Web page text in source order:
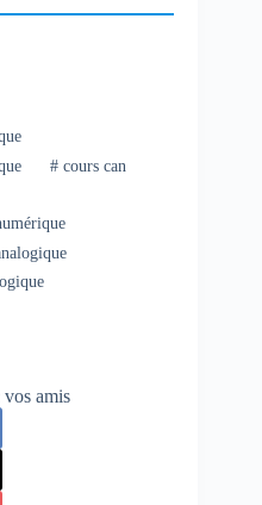
#cours can
amis